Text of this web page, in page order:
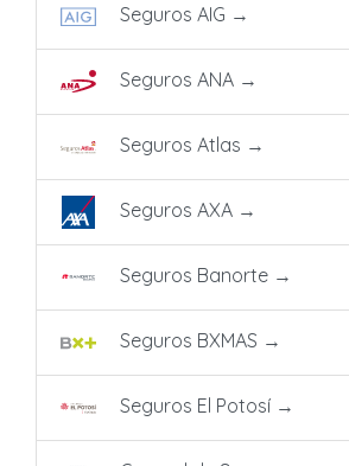
Seguros AIG →
Seguros ANA →
Seguros Atlas →
Seguros AXA →
Seguros Banorte →
Seguros BXMAS →
Seguros El Potosí →